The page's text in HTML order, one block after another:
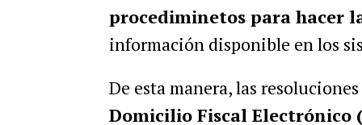
procediminetos para hacer
información disponible en los
De esta manera, las
Domicilio Fiscal Electrónico